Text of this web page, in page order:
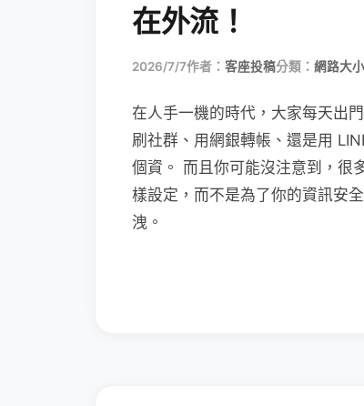
在外流！
2026/7/7作者： 客座投稿分類： 網路大
在人手一機的時代，大家每天出
刷社群、用網銀轉帳、還是用
個資。 而且你可能沒注意到，很
樣設定，而不是為了你的資訊安
洩。